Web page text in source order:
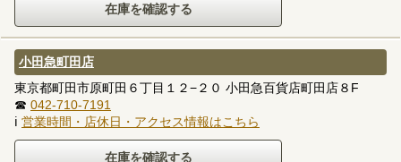
小田急町田店
東京都町田市原町田６丁目１２−２０ 小田急百貨店町田店８F
☎ 042-710-7191
ℹ 営業時間・店休日・アクセス情報はこちら